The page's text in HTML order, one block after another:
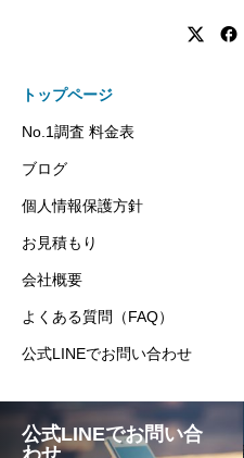
トップページ
No.1調査 料金表
ブログ
個人情報保護方針
お見積もり
会社概要
よくある質問（FAQ）
公式LINEでお問い合わせ
公式LINEでお問い合
わせ